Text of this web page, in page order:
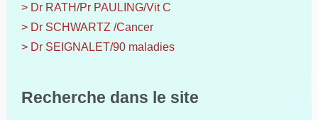
> Dr RATH/Pr PAULING/Vit C
> Dr SCHWARTZ /Cancer
> Dr SEIGNALET/90 maladies
Recherche dans le site